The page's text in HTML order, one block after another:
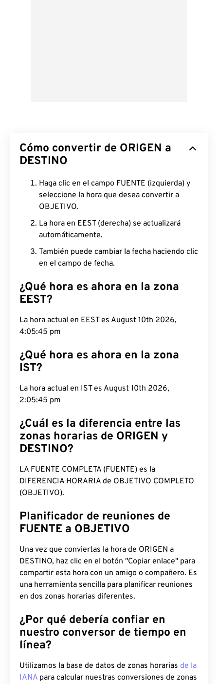
Cómo convertir de ORIGEN a
DESTINO
Haga clic en el campo FUENTE (izquierda) y
seleccione la hora que desea convertir a
OBJETIVO.
La hora en EEST (derecha) se actualizará
automáticamente.
También puede cambiar la fecha haciendo clic
en el campo de fecha.
¿Qué hora es ahora en la zona
EEST?
La hora actual en EEST es August 10th 2026,
4:05:46 pm
¿Qué hora es ahora en la zona
IST?
La hora actual en IST es August 10th 2026,
2:05:46 pm
¿Cuál es la diferencia entre las
zonas horarias de ORIGEN y
DESTINO?
LA FUENTE COMPLETA (FUENTE) es la
DIFERENCIA HORARIA de OBJETIVO COMPLETO
(OBJETIVO).
Planificador de reuniones de
FUENTE a OBJETIVO
Una vez que conviertas la hora de ORIGEN a
DESTINO, haz clic en el botón "Copiar enlace" para
compartir esta hora con un amigo o compañero. Es
una herramienta sencilla para planificar reuniones
en dos zonas horarias diferentes.
¿Por qué debería confiar en
nuestro conversor de tiempo en
línea?
Utilizamos la base de datos de zonas horarias de la
IANA para calcular nuestras conversiones de zonas